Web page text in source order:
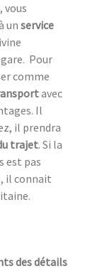
vous
un service
Pour
comme
avec
Il
il prendra
trajet. Si la
est pas
il connait
des détails